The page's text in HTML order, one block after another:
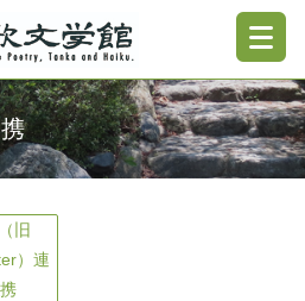
旧
）連
携